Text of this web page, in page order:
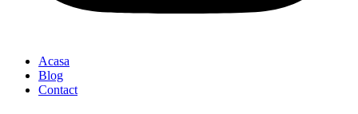
Acasa
Blog
Contact